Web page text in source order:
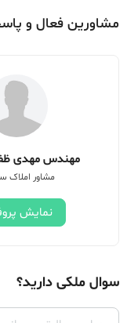
مشاورین فعال و
مهندس مهدی
مشاور املاک
نمایش
سوال ملکی دارید؟